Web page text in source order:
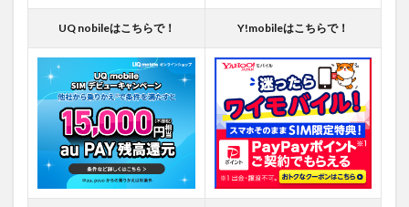
UQ nobileはこちらで！ Y!mobileはこちらで！